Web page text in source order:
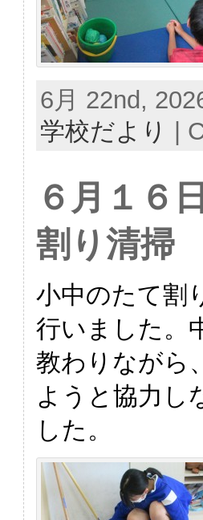
6月 22nd,
学校だより
６月１６
割り清掃
小中のたて割
行いました。
教わりながら
ようと協力し
した。